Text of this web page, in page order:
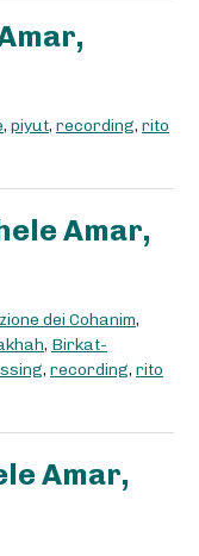
, piyut, recording, rito
Amar,
dei Cohanim,
, Birkat-
, recording, rito
Amar,